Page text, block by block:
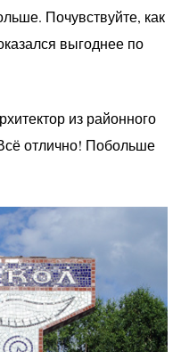
Почувствуйте, как
выгоднее по
из районного
отлично! Побольше